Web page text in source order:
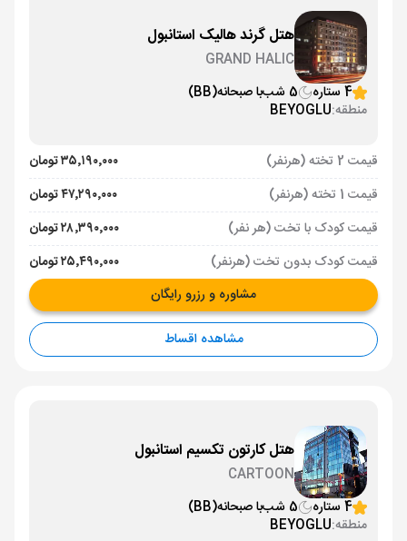
هتل گرند هالیک استانبول
GRAND HALIC
4 ستاره
5 شب با صبحانه(BB)
منطقه:BEYOGLU
قیمت 2 تخته (هرنفر)
۳۵٬۱۹۰٬۰۰۰ تومان
قیمت 1 تخته (هرنفر)
۴۷٬۲۹۰٬۰۰۰ تومان
قیمت کودک با تخت (هر نفر)
۲۸٬۳۹۰٬۰۰۰ تومان
قیمت کودک بدون تخت (هرنفر)
۲۵٬۴۹۰٬۰۰۰ تومان
مشاوره و رزرو رایگان
مشاهده اقساط
هتل کارتون تکسیم استانبول
CARTOON
4 ستاره
5 شب با صبحانه(BB)
منطقه:BEYOGLU